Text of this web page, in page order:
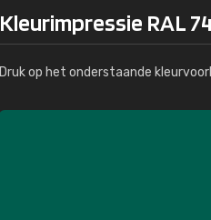
Kleurimpressie RAL
Druk op het onderstaande